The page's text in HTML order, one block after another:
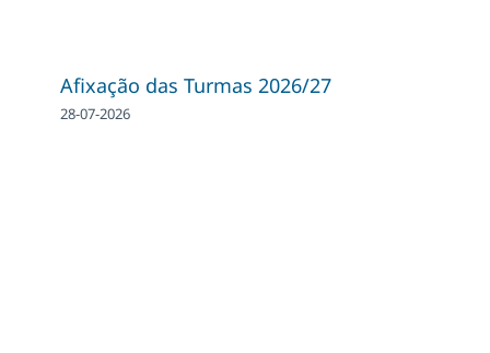
Afixação das Turmas 2026/27
28-07-2026